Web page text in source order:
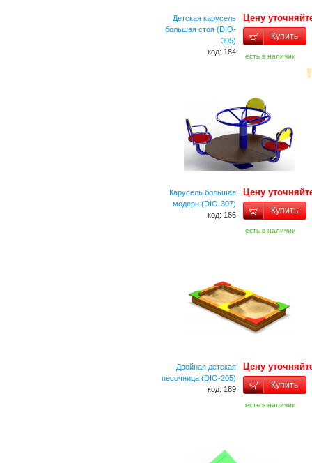
Детская карусель
большая стоя (DIO-
305)
код: 184
Цену
Купить
есть в наличии
Карусель большая
модерн (DIO-307)
код: 186
Цену
Купить
есть в наличии
Двойная детская
песочница (DIO-205)
код: 189
Цену
Купить
есть в наличии